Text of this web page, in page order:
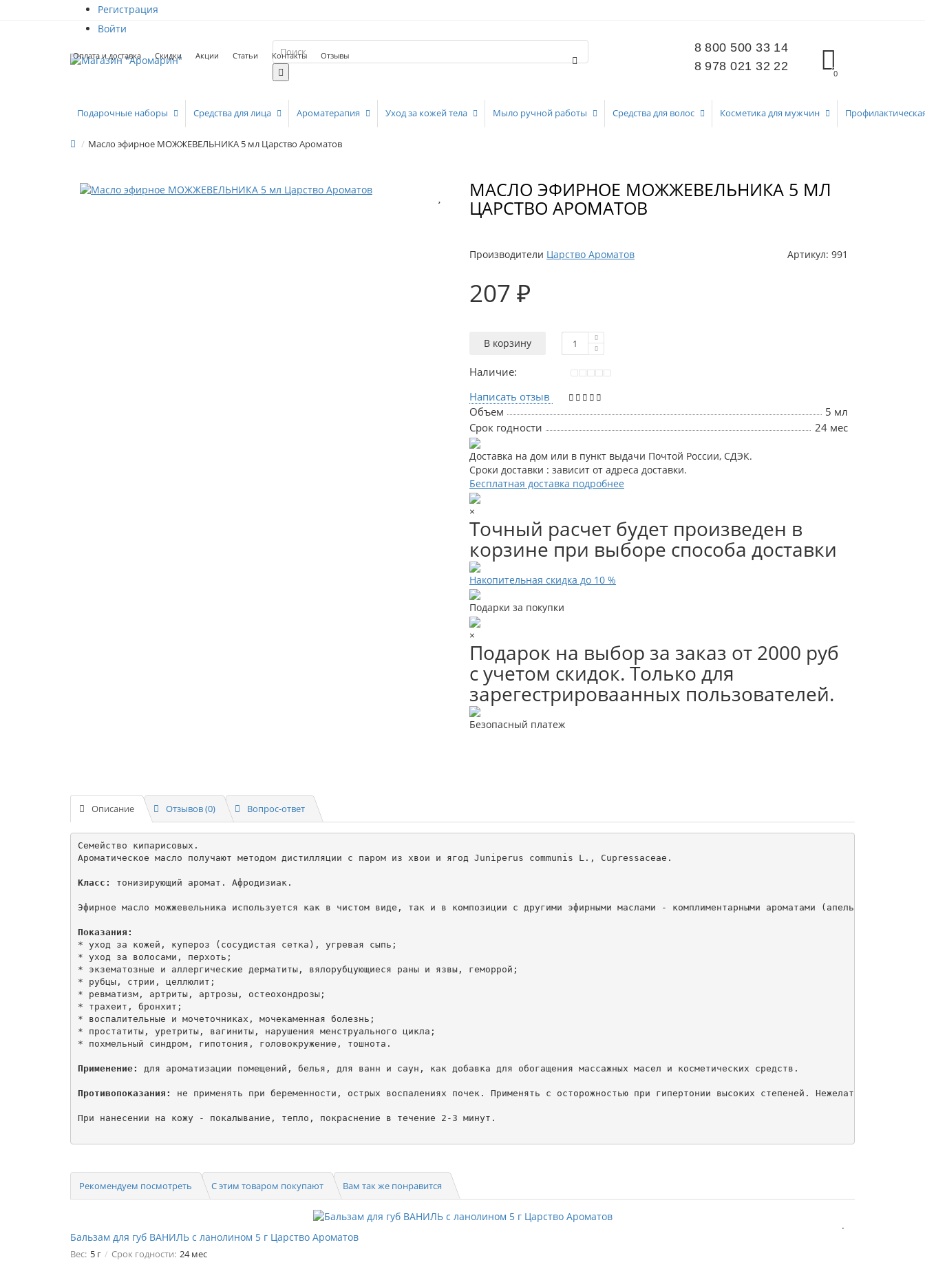
Регистрация
Войти
Оплата и доставка Скидки Акции Статьи Контакты Отзывы
8 800 500 33 14
8 978 021 32 22
0
Подарочные наборы Средства для лица Ароматерапия Уход за кожей тела Мыло ручной работы Средства для волос Косметика для мужчин
Масло эфирное МОЖЖЕВЕЛЬНИКА 5 мл Царство Ароматов
МАСЛО ЭФИРНОЕ МОЖЖЕВЕЛЬНИКА 5 МЛ
ЦАРСТВО АРОМАТОВ
Производители Царство Ароматов Артикул: 991
207 ₽
В корзину
Наличие:
Написать отзыв
Объем
5 мл
Срок годности
24 мес
Доставка на дом или в пункт выдачи Почтой России, СДЭК.
Сроки доставки : зависит от адреса доставки.
Бесплатная доставка подробнее
×
Точный расчет будет произведен в
корзине при выборе способа доставки
Накопительная скидка до 10 %
Подарки за покупки
×
Подарок на выбор за заказ от 2000 руб
с учетом скидок. Только для
зарегестрироваанных пользователей.
Безопасный платеж
Описание Отзывов (0) Вопрос-ответ
Семейство кипарисовых.
Ароматическое масло получают методом дистилляции с паром из хвои и ягод Juniperus communis L., Cupressaceae.
Класс: тонизирующий аромат. Афродизиак.
Эфирное масло можжевельника используется как в чистом виде, так и в композиции с другими эфирными маслами - комплиментарными ароматами (апельсин,
Показания:
* уход за кожей, купероз (сосудистая сетка), угревая сыпь;
* уход за волосами, перхоть;
* экзематозные и аллергические дерматиты, вялорубцующиеся раны и язвы, геморрой;
* рубцы, стрии, целлюлит;
* ревматизм, артриты, артрозы, остеохондрозы;
* трахеит, бронхит;
* воспалительные и мочеточниках, мочекаменная болезнь;
* простатиты, уретриты, вагиниты, нарушения менструального цикла;
* похмельный синдром, гипотония, головокружение, тошнота.
Применение: для ароматизации помещений, белья, для ванн и саун, как добавка для обогащения массажных масел и косметических средств.
Противопоказания: не применять при беременности, острых воспалениях почек. Применять с осторожностью при гипертонии высоких степеней. Нежелательно
При нанесении на кожу - покалывание, тепло, покраснение в течение 2-3 минут.
Рекомендуем посмотреть С этим товаром покупают Вам так же понравится
Бальзам для губ ВАНИЛЬ с ланолином 5 г Царство Ароматов
Вес: 5 г Срок годности: 24 мес